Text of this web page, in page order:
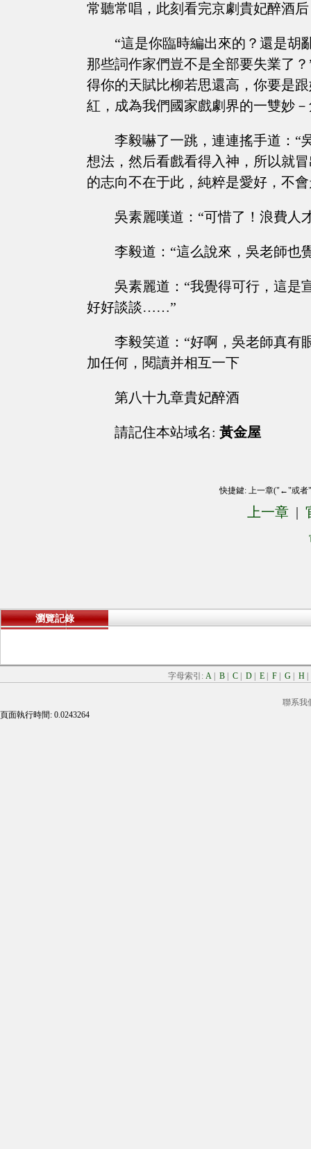
常聽常唱，此刻看完京劇貴妃醉酒
“這是你臨時編出來的？還是胡
那些詞作家們豈不是全部要失業了
得你的天賦比柳若思還高，你要是
紅，成為我們國家戲劇界的一雙妙－
李毅嚇了一跳，連連搖手道：“
想法，然后看戲看得入神，所以就
的志向不在于此，純粹是愛好，不
吳素麗嘆道：“可惜了！浪費人
李毅道：“這么說來，吳老師也
吳素麗道：“我覺得可行，這是
好好談談……”
李毅笑道：“好啊，吳老師真有
加任何，閱讀并相互一下
第八十九章貴妃醉酒
請記住本站域名: 黃金屋
快捷鍵: 上一章("←"或
上一章 |
瀏覽記錄
字母索引: A B C D E F G H
聯系我
頁面執行時間: 0.0243264